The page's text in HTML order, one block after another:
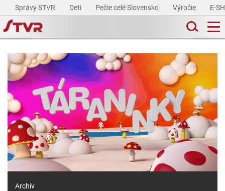
Správy STVR Deti Pečie celé Slovensko Výročie E-
Archív